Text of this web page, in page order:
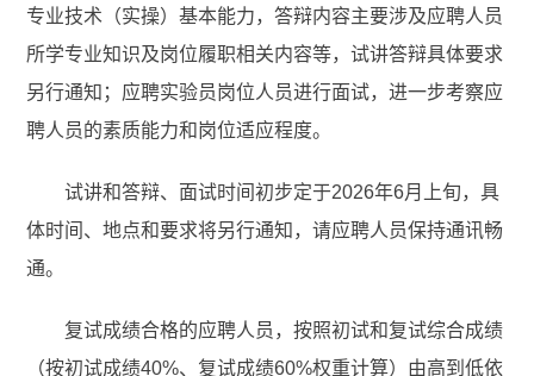
专业技术（实操）基本能力，答辩内容主要涉及应聘人员
所学专业知识及岗位履职相关内容等，试讲答辩具体要求
另行通知；应聘实验员岗位人员进行面试，进一步考察应
聘人员的素质能力和岗位适应程度。
试讲和答辩、面试时间初步定于2026年6月上旬，具
体时间、地点和要求将另行通知，请应聘人员保持通讯畅
通。
复试成绩合格的应聘人员，按照初试和复试综合成绩
（按初试成绩40%、复试成绩60%权重计算）由高到低依